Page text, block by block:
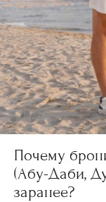
Почему
(Абу-Даби,
заранее?